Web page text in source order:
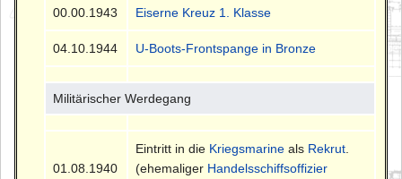
00.00.1943 Eiserne Kreuz 1. Klasse
04.10.1944 U-Boots-Frontspange in Bronze
Militärischer Werdegang
01.08.1940
Eintritt in die Kriegsmarine als Rekrut
(ehemaliger Handelsschiffsoffizier